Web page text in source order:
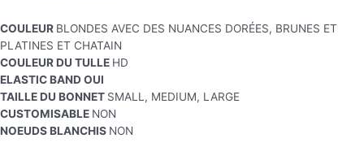
COULEUR BLONDES AVEC DES NUANCES DORÉES, BRUNES ET
PLATINES ET CHATAIN
COULEUR DU TULLE HD
ELASTIC BAND OUI
TAILLE DU BONNET SMALL, MEDIUM, LARGE
CUSTOMISABLE NON
NOEUDS BLANCHIS NON